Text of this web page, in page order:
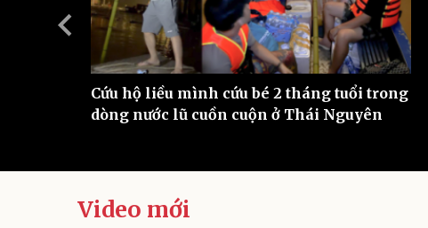
Cải chính
Cứu hộ liều mình cứu bé 2 tháng tuổi trong
dòng nước lũ cuồn cuộn ở Thái Nguyên
Video mới